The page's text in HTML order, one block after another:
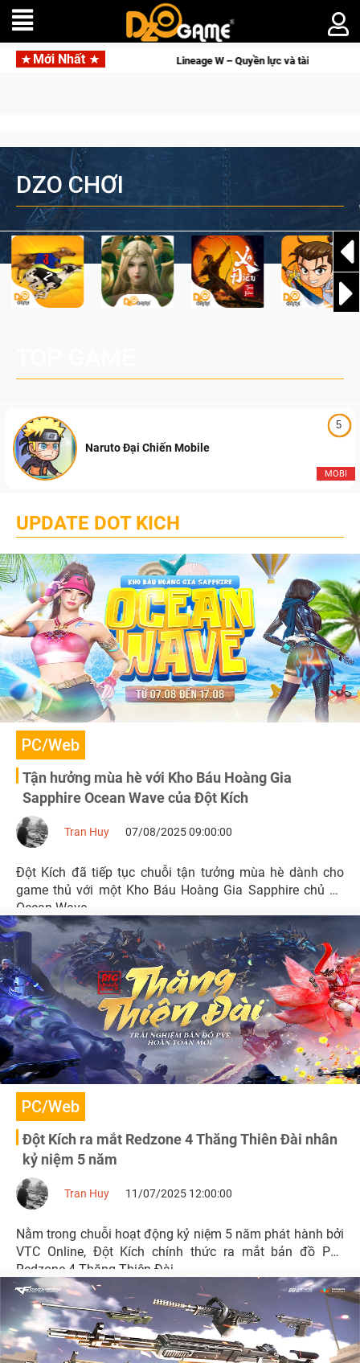
Mới Nhất
W – Quyền lực và tài phú sẽ về tay kẻ đoạt được Vương Quyền thành Kent
DZO CHƠI
5
MOBI
Naruto Đại Chiến Mobile
UPDATE DOT KICH
PC/Web
Tận hưởng mùa hè với Kho Báu Hoàng Gia
Sapphire Ocean Wave của Đột Kích
Tran Huy 07/08/2025 09:00:00
Đột Kích đã tiếp tục chuỗi tận tưởng mùa hè dành cho
game thủ với một Kho Báu Hoàng Gia Sapphire chủ đề
Ocean Wave.
PC/Web
Đột Kích ra mắt Redzone 4 Thăng Thiên Đài nhân
kỷ niệm 5 năm
Tran Huy 11/07/2025 12:00:00
Nằm trong chuỗi hoạt động kỷ niệm 5 năm phát hành bởi
VTC Online, Đột Kích chính thức ra mắt bản đồ PvE
Redzone 4 Thăng Thiên Đài.